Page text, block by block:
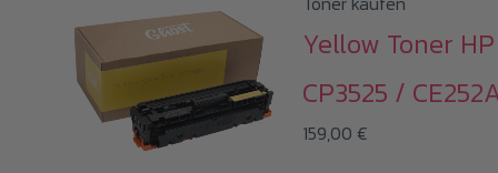
Yellow Toner HP
CP3525 /
159,00 €